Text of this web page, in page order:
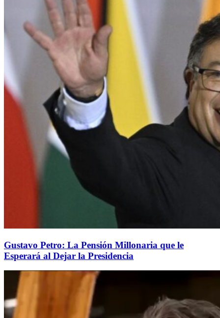
Gustavo Petro: La Pensión Millonaria que le
Esperará al Dejar la Presidencia